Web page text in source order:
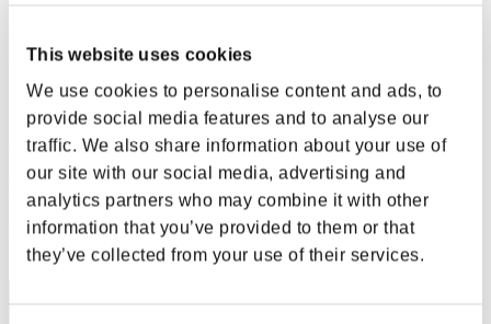
This website uses cookies
We use cookies to personalise content and ads, to
provide social media features and to analyse our
traffic. We also share information about your use of
our site with our social media, advertising and
analytics partners who may combine it with other
information that you’ve provided to them or that
they’ve collected from your use of their services.
Página del evento
Solo
Cooperativo
(Los rankings se actualizan cada 6 horas.)
Rankings
Posición
1301